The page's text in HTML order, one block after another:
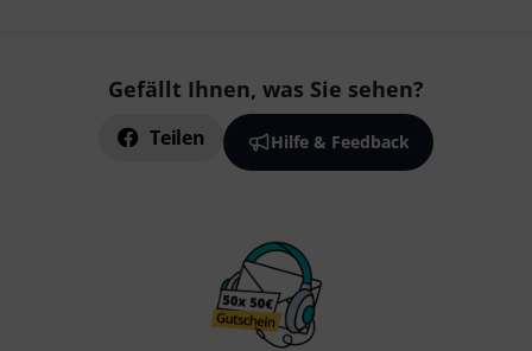
Gefällt Ihnen, was Sie sehen?
Teilen Hilfe & Feedback